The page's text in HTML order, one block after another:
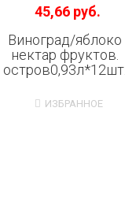
45,66 руб.
Виноград/яблоко
нектар фруктов.
остров0,93л*12шт.
ИЗБРАННОЕ